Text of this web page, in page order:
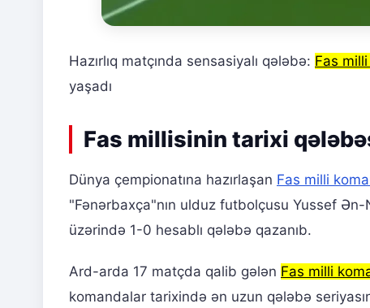
Hazırlıq matçında sensasiyalı qələbə: Fas
yaşadı
Fas millisinin tarixi
Dünya çempionatına hazırlaşan Fas milli
"Fənərbaxça"nın ulduz futbolçusu Yussef Ən-
üzərində 1-0 hesablı qələbə qazanıb.
Ard-arda 17 matçda qalib gələn Fas milli
komandalar tarixində ən uzun qələbə